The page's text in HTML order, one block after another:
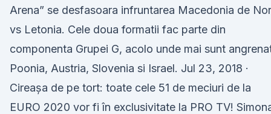
Arena” se desfasoara infruntarea Macedonia de
vs Letonia. Cele doua formatii fac parte din
componenta Grupei G, acolo unde mai sunt
Poonia, Austria, Slovenia si Israel. Jul 23, 2018 ·
Cireașa de pe tort: toate cele 51 de meciuri de la
EURO 2020 vor fi în exclusivitate la PRO TV!